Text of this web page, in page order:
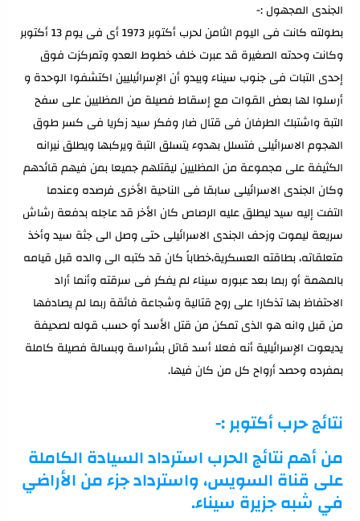
الجندى المجهول :-
بطولته كانت فى اليوم الثامن لحرب أكتوبر 1973 أى فى يوم 13 أكتوبر
وكانت وحدته الصغيرة قد عبرت خلف خطوط العدو وتمركزت فوق
إحدى التبات فى جنوب سيناء ويبدو أن الإسرائيليين اكتشفوا الوحدة و
أرسلوا لها بعض القوات مع إسقاط فصيلة من المظليين على سفح
التبة واشتبك الطرفان فى قتال ضار وفكر سيد زكريا فى كسر طوق
الهجوم الاسرائيلى فتسلل بهدوء يتسلق التبة ويركبها ويطلق نيرانه
الكثيفة على مجموعة من المظليين ليقتلهم جميعا بمن فيهم قائدهم
وكان الجندى الاسرائيلى سابقا فى الناحية الأخرى فرصده وعندما
التفت إليه سيد ليطلق عليه الرصاص كان الأخر قد عاجله بدفعة رشاش
سريعة ليموت وزحف الجندى الاسرائيلى حتى وصل الى جثة سيد وأخذ
متعلقاته، بطاقته العسكرية،خطاباً كان قد كتبه الى والده قبل قيامه
بالمهمة أو ربما بعد عبوره سيناء لم يفكر فى سرقته وأنما أراد
الاحتفاظ بها تذكارا على روح قتالية وشجاعة فائقة ربما لم يصادفها
من قبل وانه هو الذى تمكن من قتل الأسد أو حسب قوله لصحيفة
يديعوت الإسرائيلية أنه فعلا أسد قاتل بشراسة وبسالة فصيلة كاملة
بمفرده وحصد أرواح كل من كان فيها.
نتائج حرب أكتوبر :-
من أهم نتائج الحرب استرداد السيادة الكاملة
على قناة السويس، واسترداد جزء من الأراضي
في شبه جزيرة سيناء.